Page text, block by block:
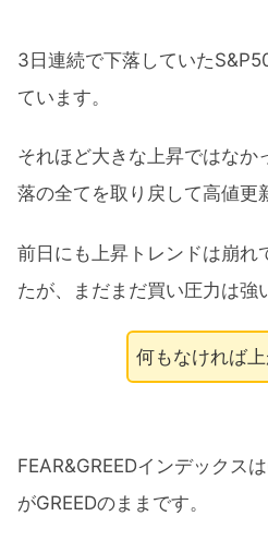
3日連続で下落していた
ています。
それほど大きな上昇ではなか
落の全てを取り戻して高値更
前日にも上昇トレンドは崩れ
たが、まだまだ買い圧力は強
何もなければ上
FEAR&GREEDインデックス
がGREEDのままです。